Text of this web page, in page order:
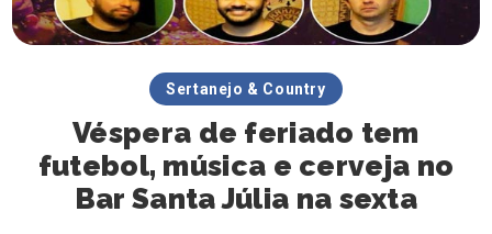
Sertanejo & Country
Véspera de feriado tem
futebol, música e cerveja no
Bar Santa Júlia na sexta